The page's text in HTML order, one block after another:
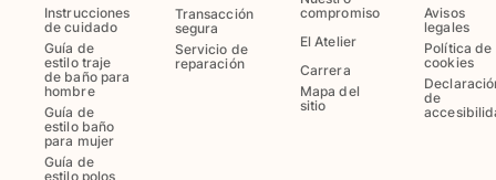
Inspiración
LAS PLAYAS VILEBREQUIN
Magazine
La Maison Vilebrequin
Instrucciones
de cuidado
Guía de
estilo traje
de baño para
hombre
Guía de
estilo baño
para mujer
Guía de
estilo polos
Transacción
segura
Servicio de
reparación
compromiso
El Atelier
Carrera
Mapa del
sitio
Avisos
legales
Política de
cookies
de